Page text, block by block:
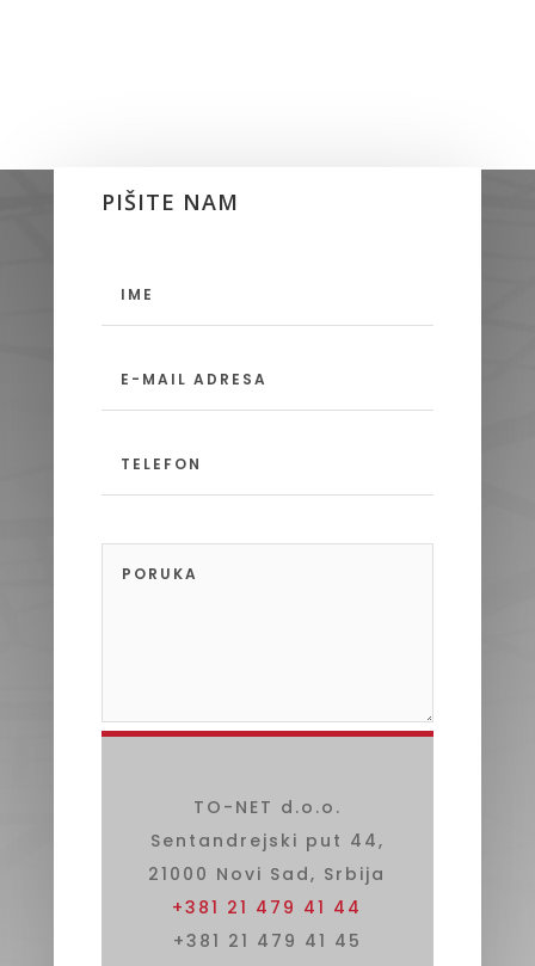
PIŠITE NAM
TO-NET d.o.o.
Sentandrejski put 44,
21000 Novi Sad, Srbija
+381 21 479 41 44
+381 21 479 41 45